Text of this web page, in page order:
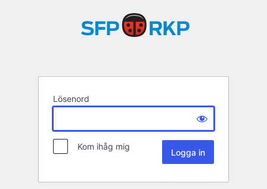
Lösenord
Kom ihåg mig